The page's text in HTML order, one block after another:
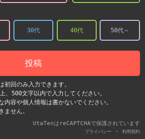
30代 40代 50代～
投稿
回のみ入力できます。
500文字以内で入力してください。
容や個人情報は書かないでください。
せん。
UtaTenはreCAPTCHAで保護されています
プライバシー - 利用契約